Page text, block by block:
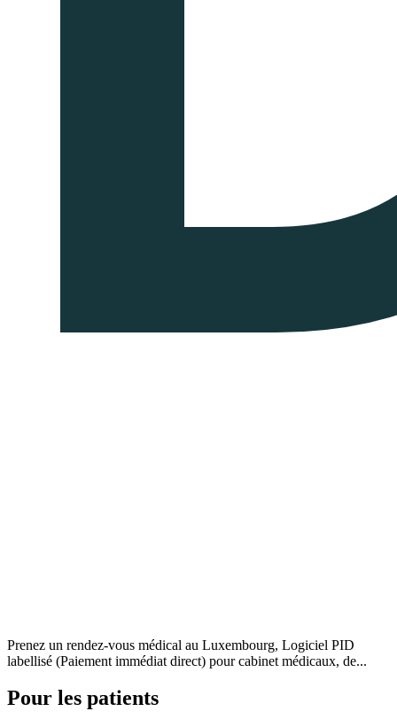
Prenez un rendez-vous médical au Luxembourg, Logiciel PID
labellisé (Paiement immédiat direct) pour cabinet médicaux, de...
Pour les patients